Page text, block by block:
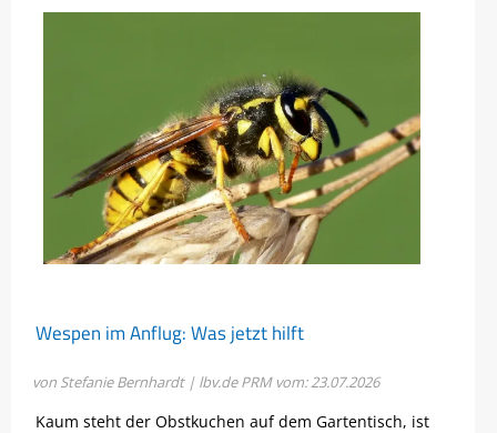
Wespen im Anflug: Was jetzt hilft
von Stefanie Bernhardt | lbv.dePRM vom: 23.07.2026
Kaum steht der Obstkuchen auf dem Gartentisch, ist